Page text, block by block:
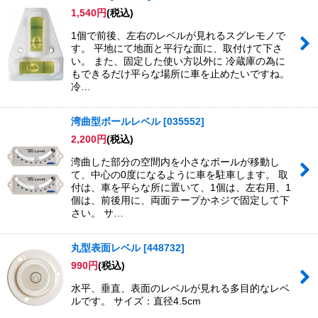
1,540円(税込)
1個で前後、左右のレベルが見れるスグレモノで
す。 平地にて地面と平行な面に、取付けて下さ
い。 また、固定した使い方以外に 冷蔵庫の為に
もできるだけ平らな場所に車を止めたいですね。
冷…
湾曲型ボールレベル [035552]
2,200円(税込)
湾曲した部分の空間内を小さなボールが移動し
て、中心の0度になるように車を駐車します。 取
付は、車を平らな所に置いて、1個は、左右用、1
個は、前後用に、両面テープかネジで固定して下
さい。 サ…
丸型表面レベル [448732]
990円(税込)
水平、垂直、表面のレベルが見れる多目的なレベ
ルです。 サイズ：直径4.5cm